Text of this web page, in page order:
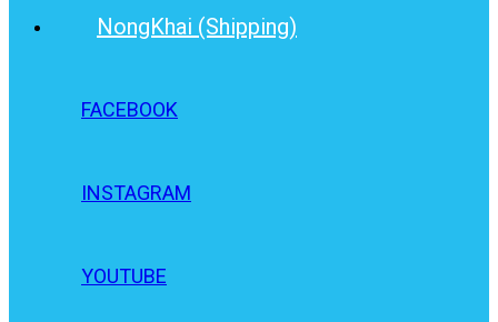
NongKhai (Shipping)
FACEBOOK
INSTAGRAM
YOUTUBE